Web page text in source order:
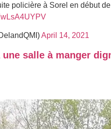
policière à Sorel en début
April 14, 2021
salle à manger